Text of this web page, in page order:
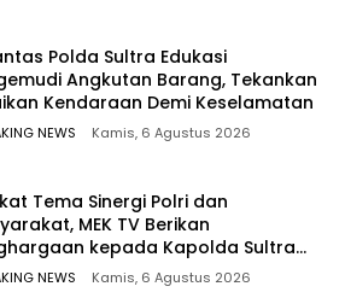
Polda Sultra Edukasi
Angkutan Barang, Tekankan
Kendaraan Demi Keselamatan
NEWS Kamis, 6 Agustus 2026
Tema Sinergi Polri dan
MEK TV Berikan
kepada Kapolda Sultra
Kabid Humas
NEWS Kamis, 6 Agustus 2026